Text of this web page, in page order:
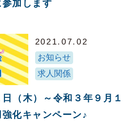
加します
2021.07.02
お知らせ
求人関係
（木）～令和３年９月１
化キャンペーン♪